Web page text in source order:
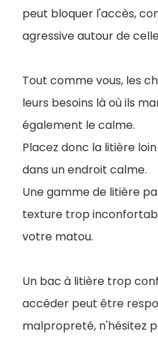
peut bloquer l'accès,
agressive autour de
Tout comme vous, les
leurs besoins là où ils
également le calme.
Placez donc la litière
dans un endroit calme.
Une gamme de litière
texture trop
votre matou.
Un bac à litière trop
accéder peut être
malpropreté, n'hésitez